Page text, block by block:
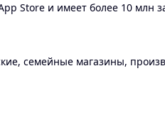
Store и имеет более 10 млн
семейные магазины,